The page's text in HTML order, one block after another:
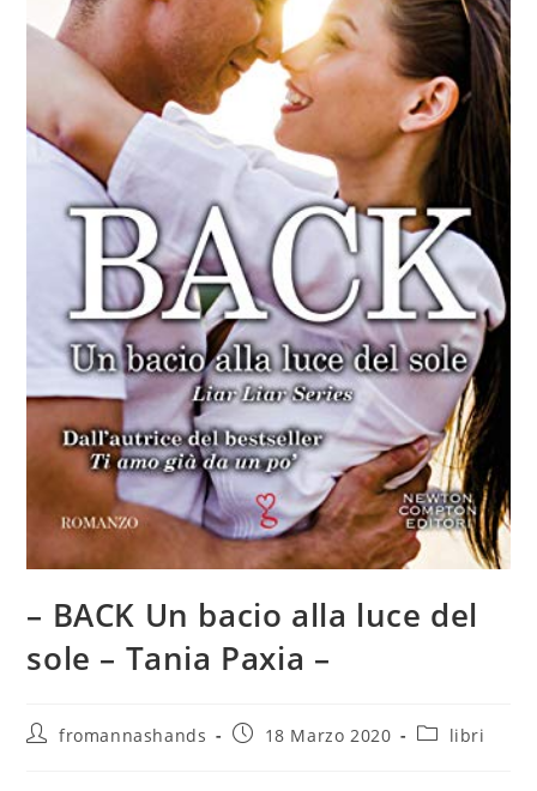
– BACK Un bacio alla luce del
sole – Tania Paxia –
Autorefromannashands
Articolo18 Marzo 2020
Categoria
libri